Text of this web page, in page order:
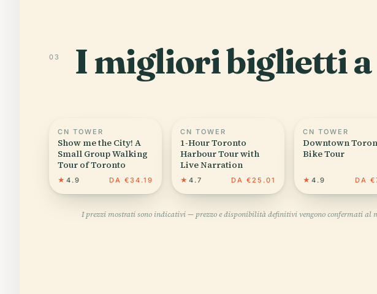
03 I migliori biglietti
CN TOWER
Show me the City! A
Small Group Walking
Tour of Toronto
★ 4.9 DA €34.19
CN TOWER
1-Hour Toronto
Harbour Tour with
Live Narration
★ 4.7 DA €25.01
CN TOWER
Downtown
Bike Tour
★ 4.9 DA
I prezzi mostrati sono indicativi — prezzo e disponibilità definitivi vengono confermati al